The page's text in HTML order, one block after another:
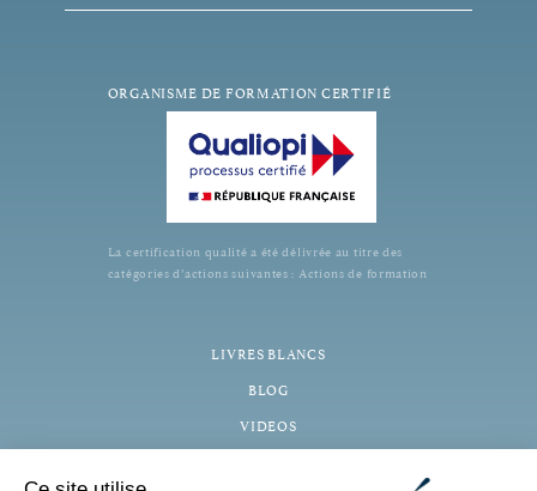
ORGANISME DE FORMATION CERTIFIÉ
La certification qualité a été délivrée au titre des
catégories d’actions suivantes : Actions de formation
LIVRES BLANCS
BLOG
VIDEOS